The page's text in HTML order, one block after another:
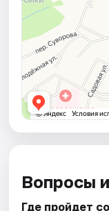
Вопросы
Где пройдет